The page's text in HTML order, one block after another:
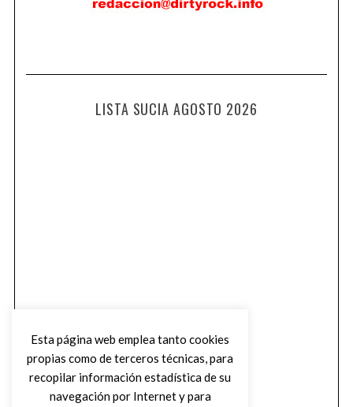
LISTA SUCIA AGOSTO 2026
Esta página web emplea tanto cookies
propias como de terceros técnicas, para
recopilar información estadística de su
navegación por Internet y para